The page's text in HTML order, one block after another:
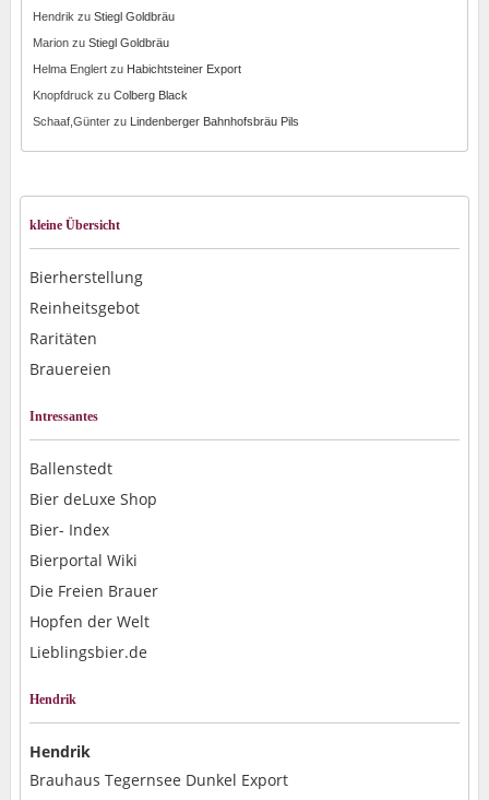
Hendrik zu Stiegl Goldbräu
Marionzu Stiegl Goldbräu
Helma Englertzu Habichtsteiner Export
Knopfdruck zu Colberg Black
Schaaf,Günterzu Lindenberger Bahnhofsbräu Pils
kleine Übersicht
Bierherstellung
Reinheitsgebot
Raritäten
Brauereien
Intressantes
Ballenstedt
Bier deLuxe Shop
Bier- Index
Bierportal Wiki
Die Freien Brauer
Hopfen der Welt
Lieblingsbier.de
Hendrik
Hendrik
Brauhaus Tegernsee Dunkel Export